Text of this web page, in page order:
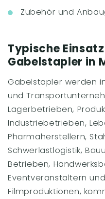
Zubehör und
Typische
Gabelstapler in
Gabelstapler werden
und
Lagerbetrieben,
Industriebetrieben,
Pharmaherstellern,
Schwerlastlogistik,
Betrieben,
Eventveranstaltern
Filmproduktionen,